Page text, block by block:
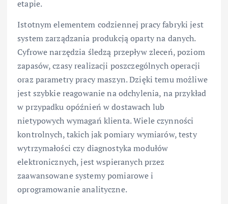
etapie.
Istotnym elementem codziennej pracy fabryki jest
system zarządzania produkcją oparty na danych.
Cyfrowe narzędzia śledzą przepływ zleceń, poziom
zapasów, czasy realizacji poszczególnych operacji
oraz parametry pracy maszyn. Dzięki temu możliwe
jest szybkie reagowanie na odchylenia, na przykład
w przypadku opóźnień w dostawach lub
nietypowych wymagań klienta. Wiele czynności
kontrolnych, takich jak pomiary wymiarów, testy
wytrzymałości czy diagnostyka modułów
elektronicznych, jest wspieranych przez
zaawansowane systemy pomiarowe i
oprogramowanie analityczne.